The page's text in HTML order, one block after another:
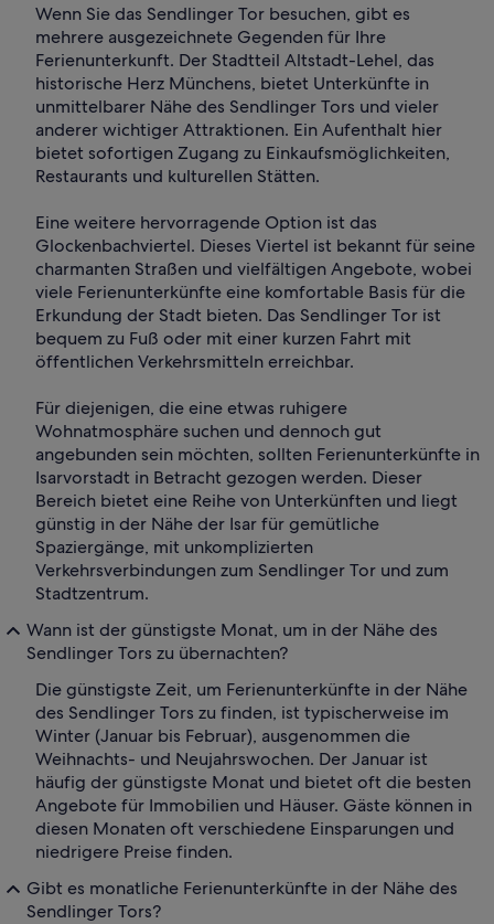
Wenn Sie das Sendlinger Tor besuchen, gibt es
mehrere ausgezeichnete Gegenden für Ihre
Ferienunterkunft. Der Stadtteil Altstadt-Lehel, das
historische Herz Münchens, bietet Unterkünfte in
unmittelbarer Nähe des Sendlinger Tors und vieler
anderer wichtiger Attraktionen. Ein Aufenthalt hier
bietet sofortigen Zugang zu Einkaufsmöglichkeiten,
Restaurants und kulturellen Stätten.
Eine weitere hervorragende Option ist das
Glockenbachviertel. Dieses Viertel ist bekannt für seine
charmanten Straßen und vielfältigen Angebote, wobei
viele Ferienunterkünfte eine komfortable Basis für die
Erkundung der Stadt bieten. Das Sendlinger Tor ist
bequem zu Fuß oder mit einer kurzen Fahrt mit
öffentlichen Verkehrsmitteln erreichbar.
Für diejenigen, die eine etwas ruhigere
Wohnatmosphäre suchen und dennoch gut
angebunden sein möchten, sollten Ferienunterkünfte in
Isarvorstadt in Betracht gezogen werden. Dieser
Bereich bietet eine Reihe von Unterkünften und liegt
günstig in der Nähe der Isar für gemütliche
Spaziergänge, mit unkomplizierten
Verkehrsverbindungen zum Sendlinger Tor und zum
Stadtzentrum.
Wann ist der günstigste Monat, um in der Nähe des
Sendlinger Tors zu übernachten?
Die günstigste Zeit, um Ferienunterkünfte in der Nähe
des Sendlinger Tors zu finden, ist typischerweise im
Winter (Januar bis Februar), ausgenommen die
Weihnachts- und Neujahrswochen. Der Januar ist
häufig der günstigste Monat und bietet oft die besten
Angebote für Immobilien und Häuser. Gäste können in
diesen Monaten oft verschiedene Einsparungen und
niedrigere Preise finden.
Gibt es monatliche Ferienunterkünfte in der Nähe des
Sendlinger Tors?